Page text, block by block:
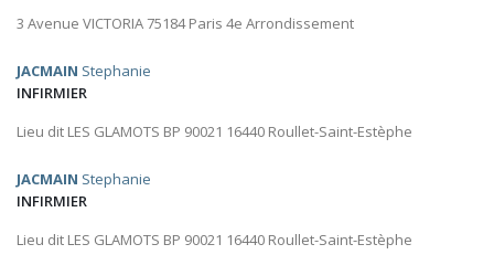
3 Avenue VICTORIA 75184 Paris 4e Arrondissement
JACMAIN Stephanie
INFIRMIER
Lieu dit LES GLAMOTS BP 90021 16440 Roullet-Saint-Estèphe
JACMAIN Stephanie
INFIRMIER
Lieu dit LES GLAMOTS BP 90021 16440 Roullet-Saint-Estèphe